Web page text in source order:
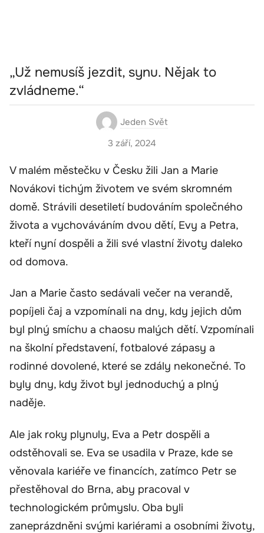
„Už nemusíš jezdit, synu. Nějak to
zvládneme.“
Jeden Svět
3 září, 2024
V malém městečku v Česku žili Jan a Marie
Novákovi tichým životem ve svém skromném
domě. Strávili desetiletí budováním společného
života a vychováváním dvou dětí, Evy a Petra,
kteří nyní dospěli a žili své vlastní životy daleko
od domova.
Jan a Marie často sedávali večer na verandě,
popíjeli čaj a vzpomínali na dny, kdy jejich dům
byl plný smíchu a chaosu malých dětí. Vzpomínali
na školní představení, fotbalové zápasy a
rodinné dovolené, které se zdály nekonečné. To
byly dny, kdy život byl jednoduchý a plný
naděje.
Ale jak roky plynuly, Eva a Petr dospěli a
odstěhovali se. Eva se usadila v Praze, kde se
věnovala kariéře ve financích, zatímco Petr se
přestěhoval do Brna, aby pracoval v
technologickém průmyslu. Oba byli
zaneprázdněni svými kariérami a osobními životy,